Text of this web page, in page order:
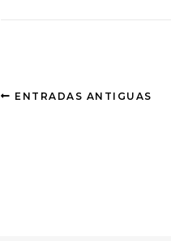
ENTRADAS ANTIGUAS